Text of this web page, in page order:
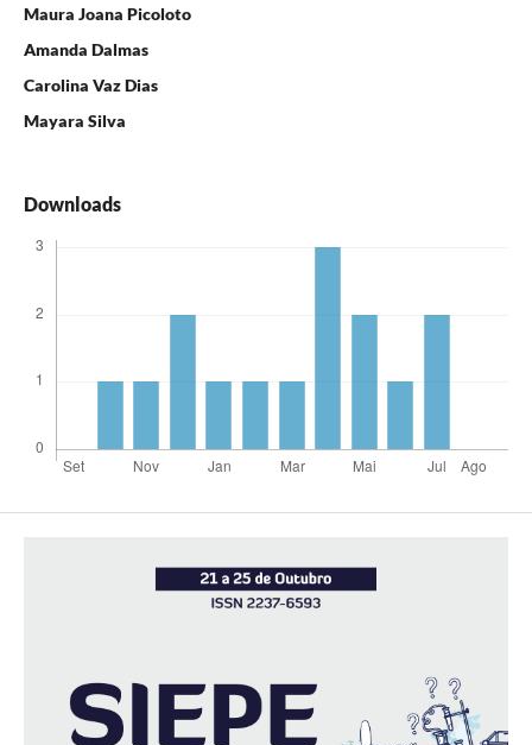
Maura Joana Picoloto
Amanda Dalmas
Carolina Vaz Dias
Mayara Silva
Downloads